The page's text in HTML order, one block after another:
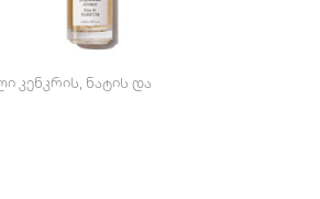
კენკრის, ნატის და